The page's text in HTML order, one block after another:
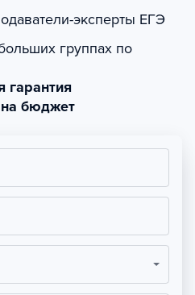
эксперты ЕГЭ
группах по
гарантия
на бюджет